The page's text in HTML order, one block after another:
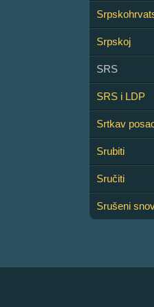
Srpskoj
SRS
SRS i LDP
Srtkav
Srubiti
Sručiti
Srušeni